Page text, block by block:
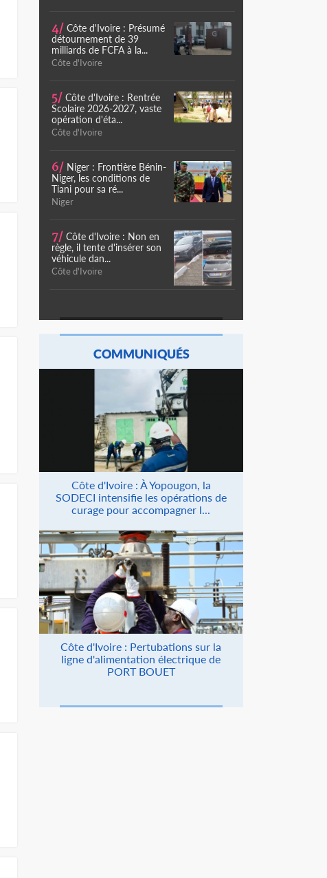
4/ Côte d'Ivoire : Présumé
détournement de 39
milliards de FCFA à la...
Côte d'Ivoire
5/ Côte d'Ivoire : Rentrée
Scolaire 2026-2027, vaste
opération d'éta...
Côte d'Ivoire
6/ Niger : Frontière Bénin-
Niger, les conditions de
Tiani pour sa ré...
Niger
7/ Côte d'Ivoire : Non en
règle, il tente d'insérer son
véhicule dan...
Côte d'Ivoire
COMMUNIQUÉS
Côte d'Ivoire : À Yopougon, la
SODECI intensifie les opérations de
curage pour accompagner l...
Côte d'Ivoire : Pertubations sur la
ligne d'alimentation électrique de
PORT BOUET